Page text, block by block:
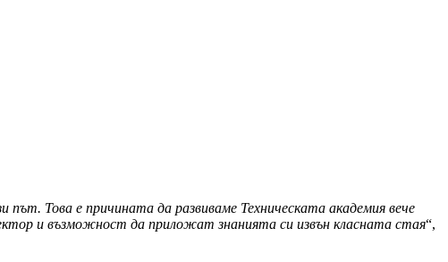
Това е причината да развиваме Техническата академия вече
и възможност да приложат знанията си извън класната стая“,